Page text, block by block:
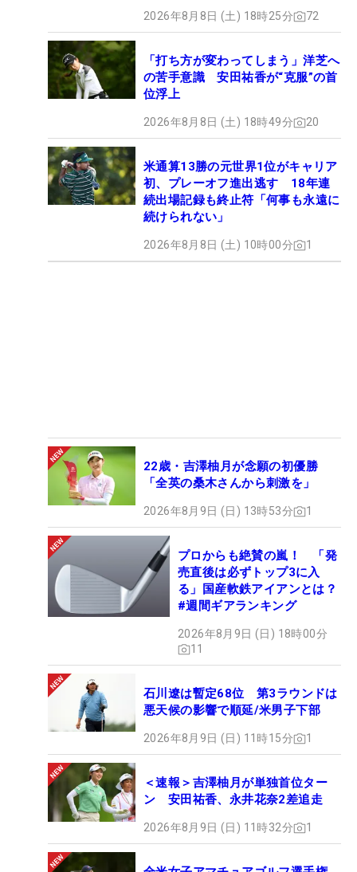
2026年8月8日 (土) 18時25分 72
「打ち方が変わってしまう」洋芝へ
の苦手意識 安田祐香が“克服”の首
位浮上
2026年8月8日 (土) 18時49分 20
米通算13勝の元世界1位がキャリア
初、プレーオフ進出逃す 18年連
続出場記録も終止符「何事も永遠に
続けられない」
2026年8月8日 (土) 10時00分 1
22歳・吉澤柚月が念願の初優勝
「全英の桑木さんから刺激を」
2026年8月9日 (日) 13時53分 1
プロからも絶賛の嵐！ 「発
売直後は必ずトップ3に入
る」国産軟鉄アイアンとは？
#週間ギアランキング
2026年8月9日 (日) 18時00分
11
石川遼は暫定68位 第3ラウンドは
悪天候の影響で順延/米男子下部
2026年8月9日 (日) 11時15分 1
＜速報＞吉澤柚月が単独首位ター
ン 安田祐香、永井花奈2差追走
2026年8月9日 (日) 11時32分 1